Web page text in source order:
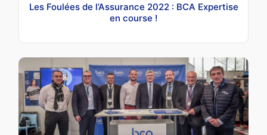
Les Foulées de l’Assurance 2022 : BCA Expertise
en course !